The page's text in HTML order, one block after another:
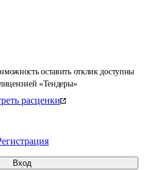
оставить отклик доступны
«Тендеры»
расценки
Вход